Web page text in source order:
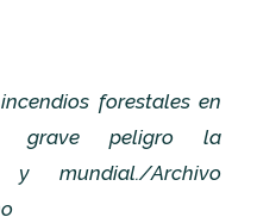
forestales en
grave peligro la
y mundial./Archivo